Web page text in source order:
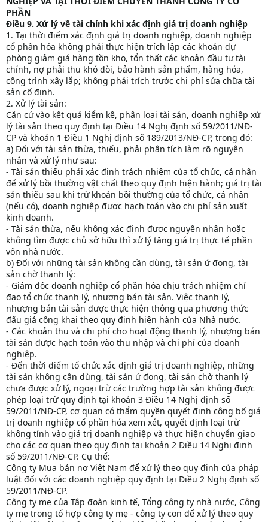
PHẦN
Điều 9. Xử lý về tài chính khi xác định giá trị doanh nghiệp
1. Tại thời điểm xác định giá trị doanh nghiệp, doanh nghiệp
cổ phần hóa không phải thực hiện trích lập các khoản dự
phòng giảm giá hàng tồn kho, tổn thất các khoản đầu tư tài
chính, nợ phải thu khó đòi, bảo hành sản phẩm, hàng hóa,
công trình xây lắp; không phải trích trước chi phí sửa chữa tài
sản cố định.
2. Xử lý tài sản:
Căn cứ vào kết quả kiểm kê, phân loại tài sản, doanh nghiệp xử
lý tài sản theo quy định tại Điều 14 Nghị định số 59/2011/NĐ-
CP và khoản 1 Điều 1 Nghị định số 189/2013/NĐ-CP, trong đó:
a) Đối với tài sản thừa, thiếu, phải phân tích làm rõ nguyên
nhân và xử lý như sau:
- Tài sản thiếu phải xác định trách nhiệm của tổ chức, cá nhân
để xử lý bồi thường vật chất theo quy định hiện hành; giá trị tài
sản thiếu sau khi trừ khoản bồi thường của tổ chức, cá nhân
(nếu có), doanh nghiệp được hạch toán vào chi phí sản xuất
kinh doanh.
- Tài sản thừa, nếu không xác định được nguyên nhân hoặc
không tìm được chủ sở hữu thì xử lý tăng giá trị thực tế phần
vốn nhà nước.
b) Đối với những tài sản không cần dùng, tài sản ứ đọng, tài
sản chờ thanh lý:
- Giám đốc doanh nghiệp cổ phần hóa chịu trách nhiệm chỉ
đạo tổ chức thanh lý, nhượng bán tài sản. Việc thanh lý,
nhượng bán tài sản được thực hiện thông qua phương thức
đấu giá công khai theo quy định hiện hành của Nhà nước.
- Các khoản thu và chi phí cho hoạt động thanh lý, nhượng bán
tài sản được hạch toán vào thu nhập và chi phí của doanh
nghiệp.
- Đến thời điểm tổ chức xác định giá trị doanh nghiệp, những
tài sản không cần dùng, tài sản ứ đọng, tài sản chờ thanh lý
chưa được xử lý, ngoại trừ các trường hợp tài sản không được
phép loại trừ quy định tại khoản 3 Điều 14 Nghị định số
59/2011/NĐ-CP, cơ quan có thẩm quyền quyết định công bố giá
trị doanh nghiệp cổ phần hóa xem xét, quyết định loại trừ
không tính vào giá trị doanh nghiệp và thực hiện chuyển giao
cho các cơ quan theo quy định tại khoản 2 Điều 14 Nghị định
số 59/2011/NĐ-CP. Cụ thể:
Công ty Mua bán nợ Việt Nam để xử lý theo quy định của pháp
luật đối với các doanh nghiệp quy định tại Điều 2 Nghị định số
59/2011/NĐ-CP.
Công ty mẹ của Tập đoàn kinh tế, Tổng công ty nhà nước, Công
ty mẹ trong tổ hợp công ty mẹ - công ty con để xử lý theo quy